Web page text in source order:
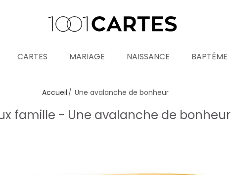
CARTES MARIAGE NAISSANCE BAPTÊME
Accueil Une avalanche de bonheur
famille - Une avalanche de bonheur